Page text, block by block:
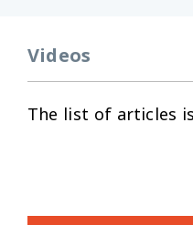
Videos
The list of articles